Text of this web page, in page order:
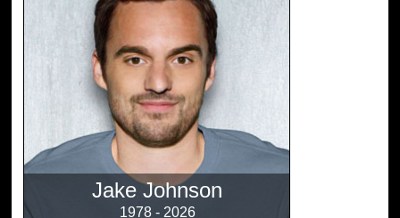
Jake Johnson
1978 - 2026